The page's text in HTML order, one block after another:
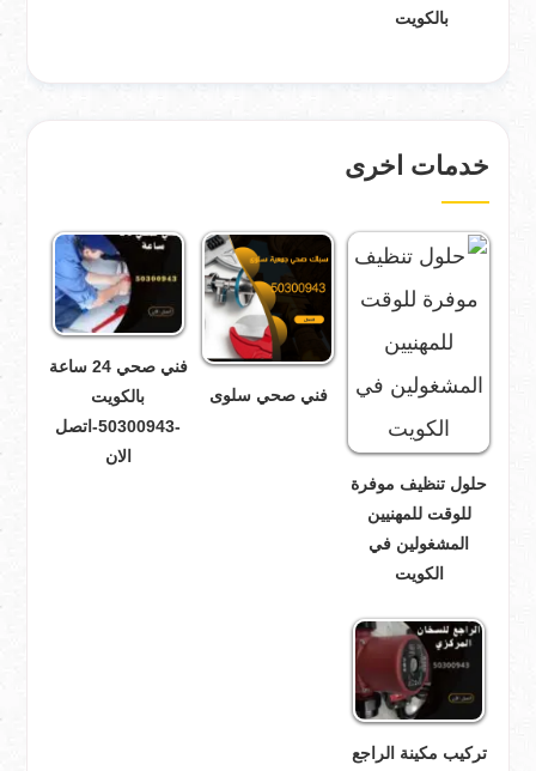
بالكويت
خدمات اخرى
حلول تنظيف موفرة
للوقت للمهنيين
المشغولين في
الكويت
فني صحي سلوى
فني صحي 24 ساعة
بالكويت
-50300943-اتصل
الان
تركيب مكينة الراجع